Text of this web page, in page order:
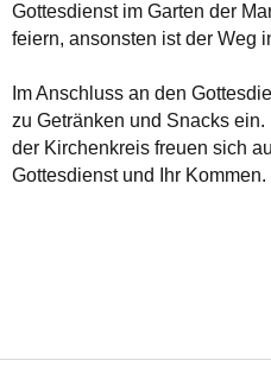
Gottesdienst im Garten der
feiern, ansonsten ist der Weg
Im Anschluss an den
zu Getränken und Snacks
der Kirchenkreis freuen sich
Gottesdienst und Ihr Kommen.